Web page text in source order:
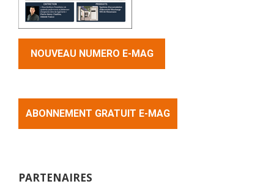
NOUVEAU NUMERO E-MAG
ABONNEMENT GRATUIT E-MAG
PARTENAIRES